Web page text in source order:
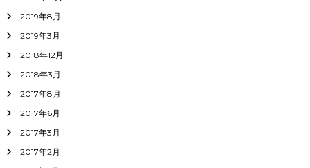
2019年8月
2019年3月
2018年12月
2018年3月
2017年8月
2017年6月
2017年3月
2017年2月